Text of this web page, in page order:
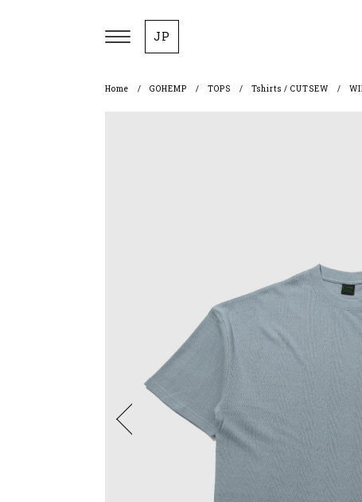
JP
Home GOHEMP TOPS Tshirts / CUTSEW